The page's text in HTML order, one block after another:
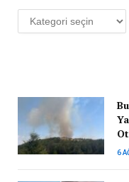
Kategoriler
6